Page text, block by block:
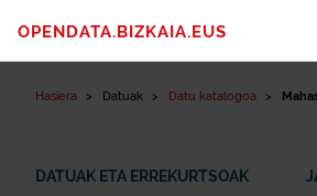
OPENDATA.BIZKAIA.EUS
Hasiera Datuak Datu katalogoa
DATUAK ETA ERREKURTSOAK